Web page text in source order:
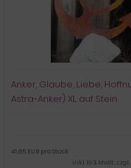
Anker, Glaube, Liebe,
Astra-Anker) XL auf Stein
41,65 EUR pro Stück
inkl. 19 % MwSt. zzgl.